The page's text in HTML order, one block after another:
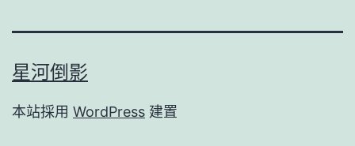
星河倒影
本站採用 WordPress 建置